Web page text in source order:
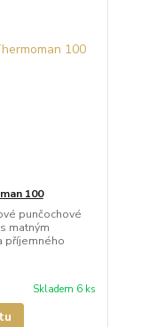
100
punčochové
matným
příjemného
Skladem 6 ks